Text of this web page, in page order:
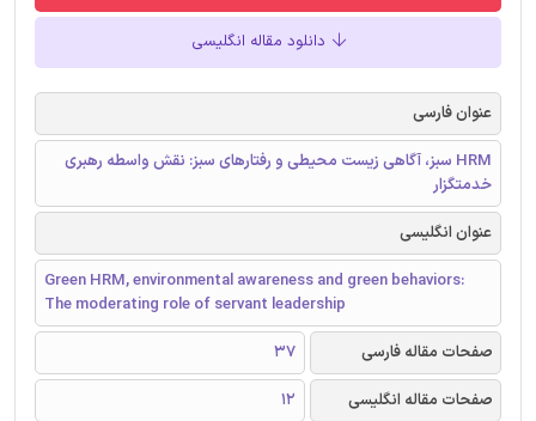
دانلود مقاله انگلیسی
عنوان فارسی
HRM سبز، آگاهی زیست محیطی و رفتارهای سبز: نقش واسطه رهبری
خدمتگزار
عنوان انگلیسی
Green HRM, environmental awareness and green behaviors:
The moderating role of servant leadership
صفحات مقاله فارسی
37
صفحات مقاله انگلیسی
12